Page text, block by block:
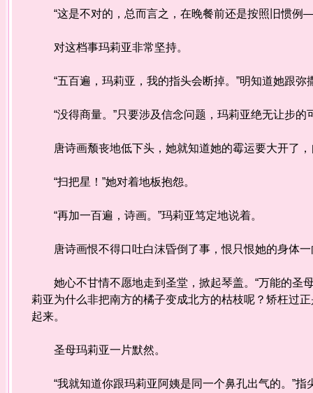
“这是不对的，总而言之，在晚餐前还是按照旧惯例
对这档事玛莉亚非常坚持。
“五百遍，玛莉亚，我的指头会断掉。”明知道她跟
“没得商量。”只要涉及信念问题，玛莉亚绝无让步的
唐诗画颓丧地低下头，她就知道她的霉运要大开了，
“扫把星！”她对着地板抱怨。
“再加一百遍，诗画。”玛莉亚笃定地说着。
唐诗画恨不得口吐白沫昏倒了事，恨只恨她的身体一
她心不甘情不愿地走到圣堂，掀起琴盖。“万能的圣
莉亚为什么非把南方的橘子变成北方的枯枝呢？矫枉过
起来。
圣母玛莉亚一片默然。
“我就知道你跟玛莉亚阿姨是同一个鼻孔出气的。”指